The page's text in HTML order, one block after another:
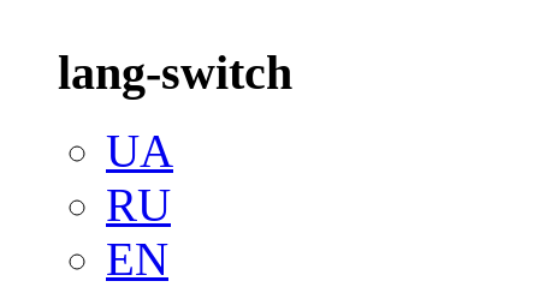
lang-switch
UA
RU
EN